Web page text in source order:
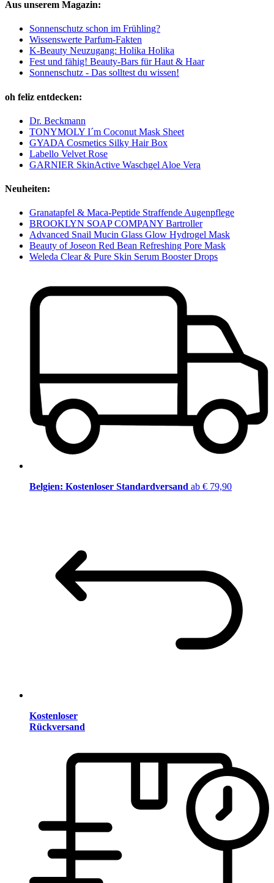
Aus unserem Magazin:
Sonnenschutz schon im Frühling?
Wissenswerte Parfum-Fakten
K-Beauty Neuzugang: Holika Holika
Fest und fähig! Beauty-Bars für Haut & Haar
Sonnenschutz - Das solltest du wissen!
oh feliz entdecken:
Dr. Beckmann
TONYMOLY I´m Coconut Mask Sheet
GYADA Cosmetics Silky Hair Box
Labello Velvet Rose
GARNIER SkinActive Waschgel Aloe Vera
Neuheiten:
Granatapfel & Maca-Peptide Straffende Augenpflege
BROOKLYN SOAP COMPANY Bartroller
Advanced Snail Mucin Glass Glow Hydrogel Mask
Beauty of Joseon Red Bean Refreshing Pore Mask
Weleda Clear & Pure Skin Serum Booster Drops
Belgien: Kostenloser Standardversand ab € 79,90
Kostenloser
Rückversand